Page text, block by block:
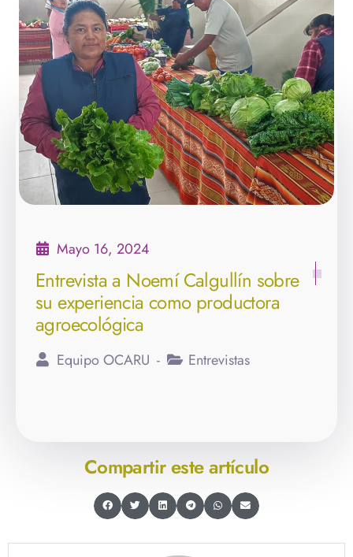
Mayo 16, 2024
Entrevista a Noemí Calgullín sobre
su experiencia como productora
agroecológica
Equipo OCARU Entrevistas
Compartir este artículo